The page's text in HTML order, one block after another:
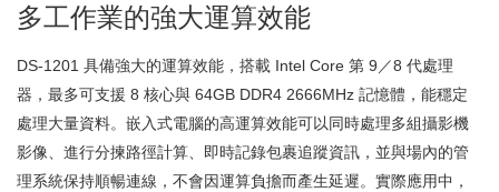
多工作業的強大運算效能
DS-1201 具備強大的運算效能，搭載 Intel Core 第 9／8 代處理
器，最多可支援 8 核心與 64GB DDR4 2666MHz 記憶體，能穩定
處理大量資料。嵌入式電腦的高運算效能可以同時處理多組攝影機
影像、進行分揀路徑計算、即時記錄包裹追蹤資訊，並與場內的管
理系統保持順暢連線，不會因運算負擔而產生延遲。實際應用中，